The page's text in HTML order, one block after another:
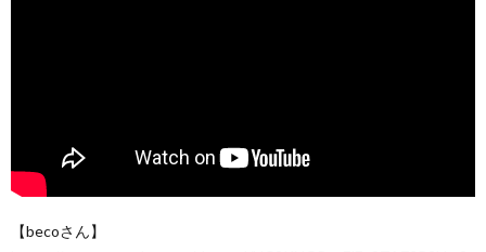
【becoさん】